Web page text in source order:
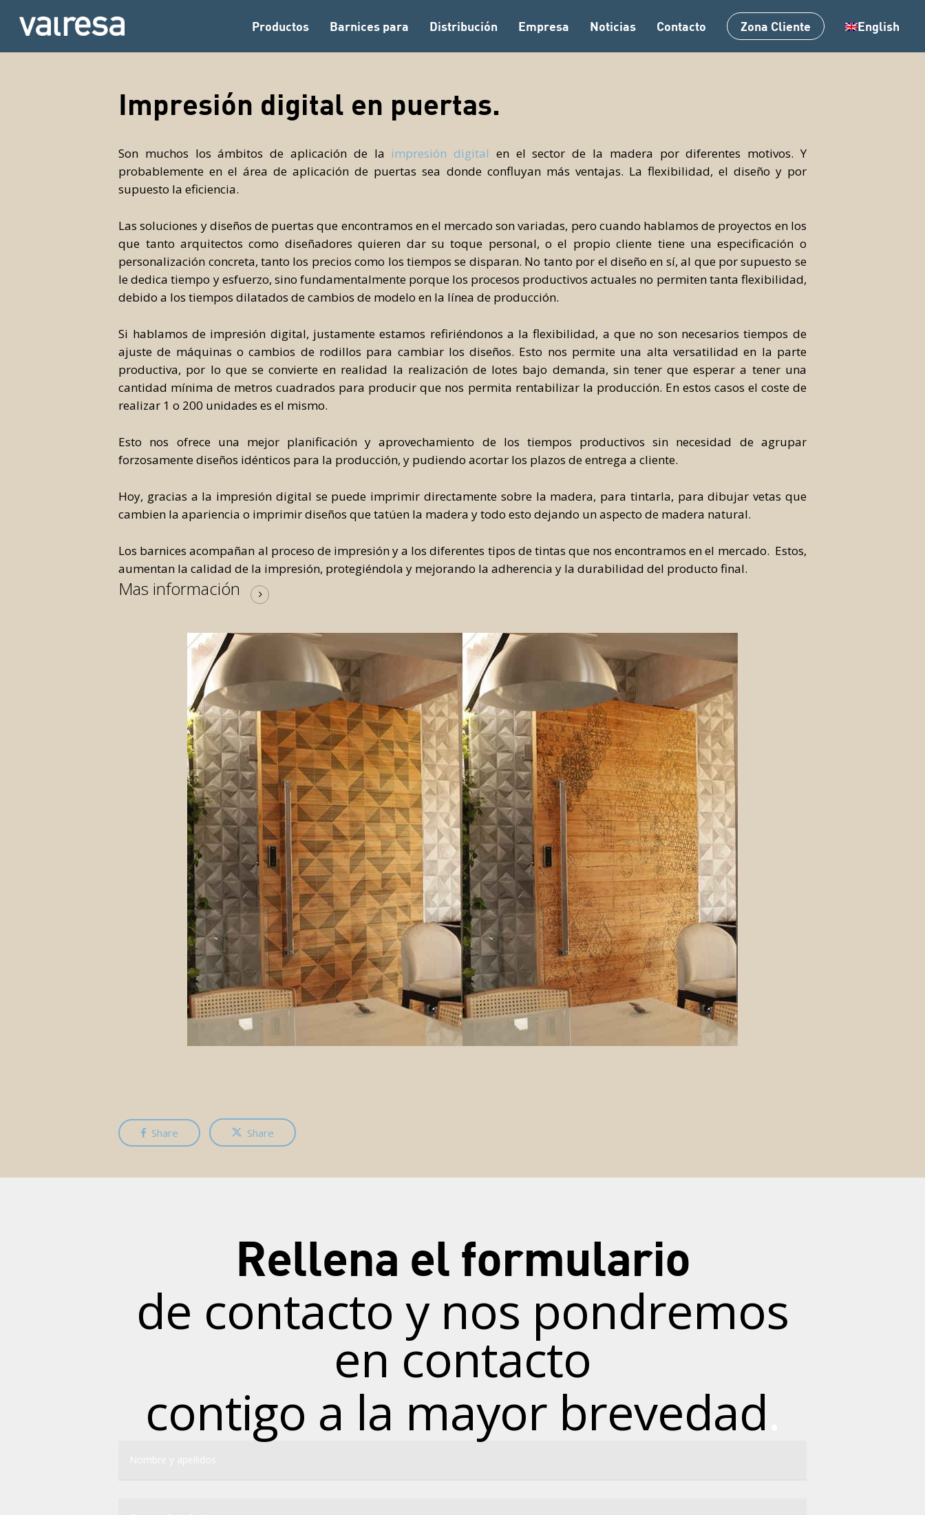
Productos
Manual Color System
Barnices para Distribución Empresa Noticias Contacto Zona Cliente English
Impresión digital en puertas.
Son muchos los ámbitos de aplicación de la impresión digital en el sector de la madera por diferentes motivos. Y
probablemente en el área de aplicación de puertas sea donde confluyan más ventajas. La flexibilidad, el diseño y por
supuesto la eficiencia.
Las soluciones y diseños de puertas que encontramos en el mercado son variadas, pero cuando hablamos de proyectos en los
que tanto arquitectos como diseñadores quieren dar su toque personal, o el propio cliente tiene una especificación o
personalización concreta, tanto los precios como los tiempos se disparan. No tanto por el diseño en sí, al que por supuesto se
le dedica tiempo y esfuerzo, sino fundamentalmente porque los procesos productivos actuales no permiten tanta flexibilidad,
debido a los tiempos dilatados de cambios de modelo en la línea de producción.
Si hablamos de impresión digital, justamente estamos refiriéndonos a la flexibilidad, a que no son necesarios tiempos de
ajuste de máquinas o cambios de rodillos para cambiar los diseños. Esto nos permite una alta versatilidad en la parte
productiva, por lo que se convierte en realidad la realización de lotes bajo demanda, sin tener que esperar a tener una
cantidad mínima de metros cuadrados para producir que nos permita rentabilizar la producción. En estos casos el coste de
realizar 1 o 200 unidades es el mismo.
Esto nos ofrece una mejor planificación y aprovechamiento de los tiempos productivos sin necesidad de agrupar
forzosamente diseños idénticos para la producción, y pudiendo acortar los plazos de entrega a cliente.
Hoy, gracias a la impresión digital se puede imprimir directamente sobre la madera, para tintarla, para dibujar vetas que
cambien la apariencia o imprimir diseños que tatúen la madera y todo esto dejando un aspecto de madera natural.
Los barnices acompañan al proceso de impresión y a los diferentes tipos de tintas que nos encontramos en el mercado. Estos,
aumentan la calidad de la impresión, protegiéndola y mejorando la adherencia y la durabilidad del producto final.
Mas información
Share Share
Rellena el formulario
de contacto y nos pondremos
en contacto
contigo a la mayor brevedad